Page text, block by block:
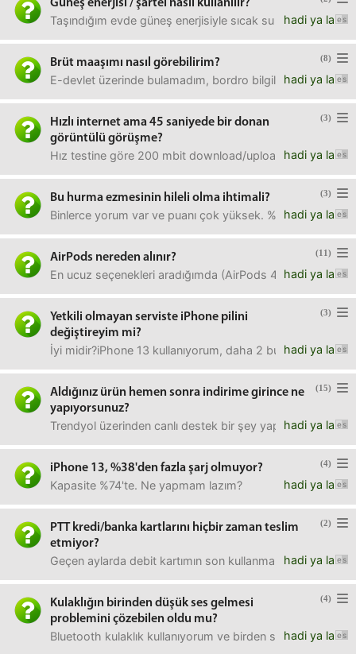
Güneş enerjisi / şartel nasıl kullanılır?
hadi ya la
Taşındığım evde güneş enerjisiyle sıcak su alıyorum.
(8)
Brüt maaşımı nasıl görebilirim?
hadi ya la
E-devlet üzerinde bulamadım, bordro bilgileri sadece
(3)
Hızlı internet ama 45 saniyede bir donan
görüntülü görüşme?
hadi ya la
Hız testine göre 200 mbit download/upload var, ama
(3)
Bu hurma ezmesinin hileli olma ihtimali?
hadi ya la
Binlerce yorum var ve puanı çok yüksek. %100 hurma
(11)
AirPods nereden alınır?
hadi ya la
En ucuz seçenekleri aradığımda (AirPods 4 ANC)
(3)
Yetkili olmayan serviste iPhone pilini
değiştireyim mi?
hadi ya la
İyi midir?iPhone 13 kullanıyorum, daha 2 buçuk yıl oldu,
(15)
Aldığınız ürün hemen sonra indirime girince ne
yapıyorsunuz?
hadi ya la
Trendyol üzerinden canlı destek bir şey
(4)
iPhone 13, %38'den fazla şarj olmuyor?
hadi ya la
Kapasite %74'te. Ne yapmam lazım?
(2)
PTT kredi/banka kartlarını hiçbir zaman teslim
etmiyor?
hadi ya la
Geçen aylarda debit kartımın son kullanma tarihi
(4)
Kulaklığın birinden düşük ses gelmesi
problemini çözebilen oldu mu?
hadi ya la
Bluetooth kulaklık kullanıyorum ve birden sağ taraftan